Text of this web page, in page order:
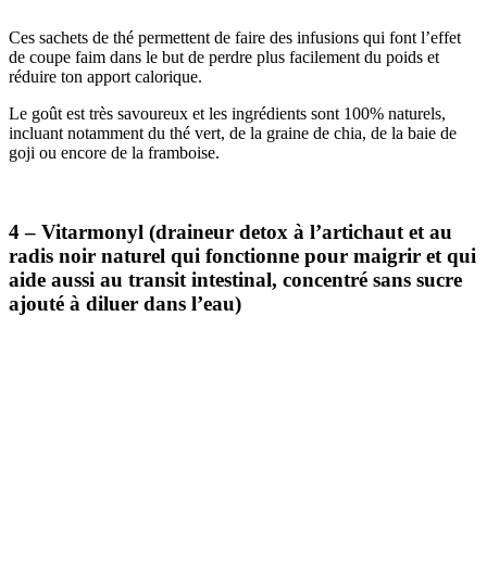
Ces sachets de thé permettent de faire des infusions qui font l’effet
de coupe faim dans le but de perdre plus facilement du poids et
réduire ton apport calorique.
Le goût est très savoureux et les ingrédients sont 100% naturels,
incluant notamment du thé vert, de la graine de chia, de la baie de
goji ou encore de la framboise.
4 – Vitarmonyl (draineur detox à l’artichaut et au
radis noir naturel qui fonctionne pour maigrir et qui
aide aussi au transit intestinal, concentré sans sucre
ajouté à diluer dans l’eau)